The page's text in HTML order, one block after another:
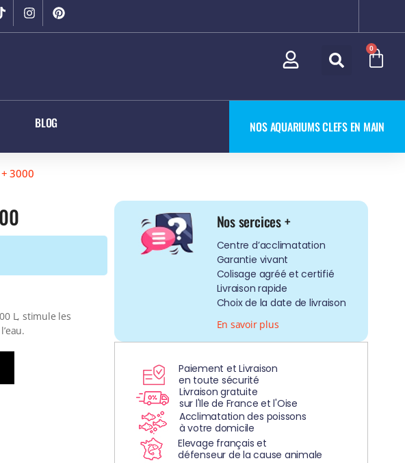
0
BLOG NOS AQUARIUMS CLEFS EN MAIN
3000
L, stimule les
Nos sercices +
Centre d’acclimatation
Garantie vivant
Colisage agréé et certifié
Livraison rapide
Choix de la date de livraison
En savoir plus
Paiement et Livraison
en toute sécurité
Livraison gratuite
sur l'Ile de France et l'Oise
Acclimatation des poissons
à votre domicile
Elevage français et
défenseur de la cause animale